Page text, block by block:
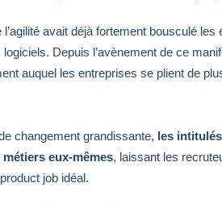
avait déjà fortement bousculé les
Depuis l’avènement de ce
auquel les entreprises se plient de
changement grandissante, les
eux-mêmes, laissant les
job idéal.